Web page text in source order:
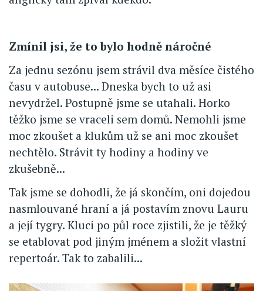
Zmínil jsi, že to bylo hodně náročné
Za jednu sezónu jsem strávil dva měsíce čistého
času v autobuse... Dneska bych to už asi
nevydržel. Postupně jsme se utahali. Horko
těžko jsme se vraceli sem domů. Nemohli jsme
moc zkoušet a klukům už se ani moc zkoušet
nechtělo. Strávit ty hodiny a hodiny ve
zkušebně...
Tak jsme se dohodli, že já skončím, oni dojedou
nasmlouvané hraní a já postavím znovu Lauru
a její tygry. Kluci po půl roce zjistili, že je těžký
se etablovat pod jiným jménem a složit vlastní
repertoár. Tak to zabalili...